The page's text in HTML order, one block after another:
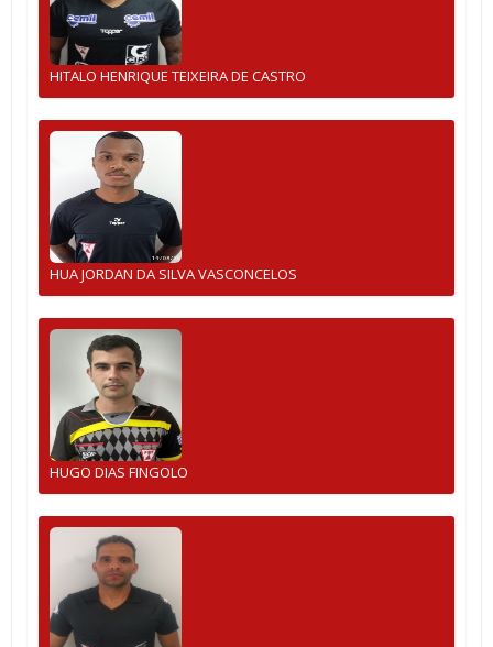
HITALO HENRIQUE TEIXEIRA DE CASTRO
HUA JORDAN DA SILVA VASCONCELOS
HUGO DIAS FINGOLO